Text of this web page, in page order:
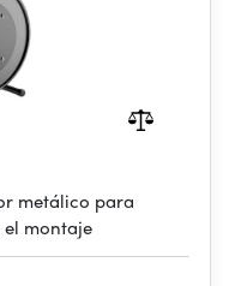
metálico para
montaje